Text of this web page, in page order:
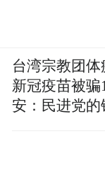
台湾宗教团
新冠疫苗被骗
安：民进党的